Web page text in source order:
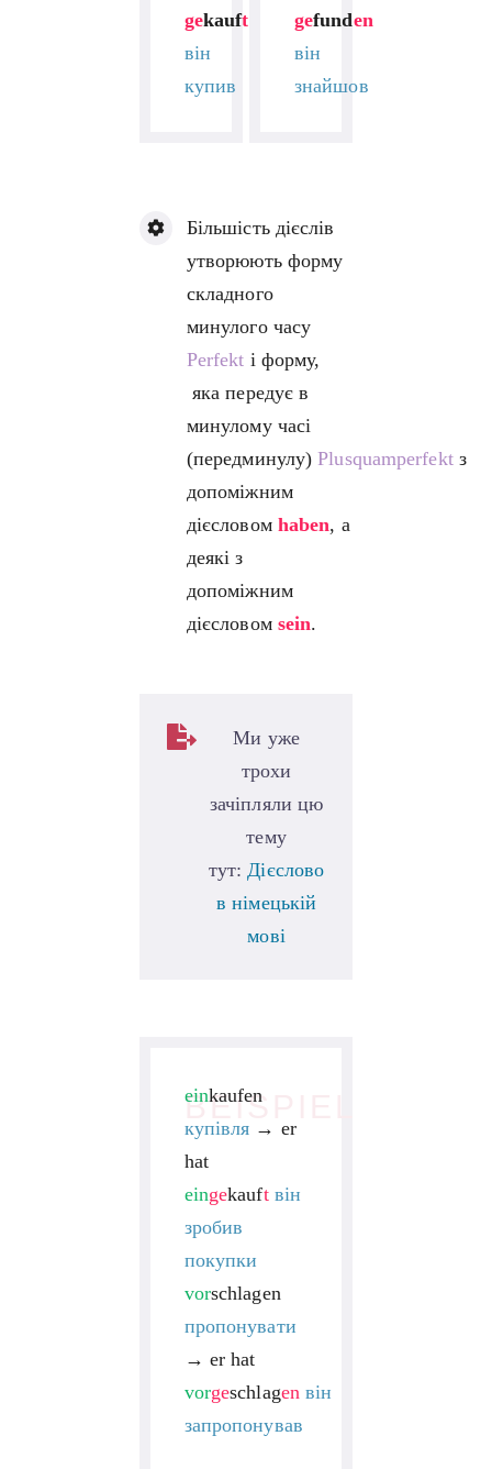
gekauft
він
купив
gefunden
він
знайшов
Більшість дієслів
утворюють форму
складного
минулого часу
Perfekt і форму,
яка передує в
минулому часі
(передминулу)Plusquamperfektз
допоміжним
дієсловом haben, а
деякі з
допоміжним
дієсловом sein.
Ми уже
трохи
зачіпляли цю
тему
тут:Дієслово
в німецькій
мові
BEISPIEL
einkaufen
купівля → er
hat
eingekauft він
зробив
покупки
vorschlagen
пропонувати
→ er hat
vorgeschlagen він
запропонував